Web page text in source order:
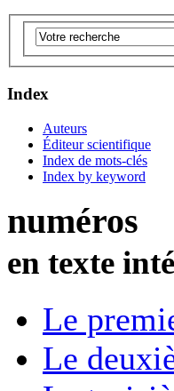
Index
Auteurs
Éditeur scientifique
Index de mots-clés
Index by keyword
numéros
en texte
Le
Le